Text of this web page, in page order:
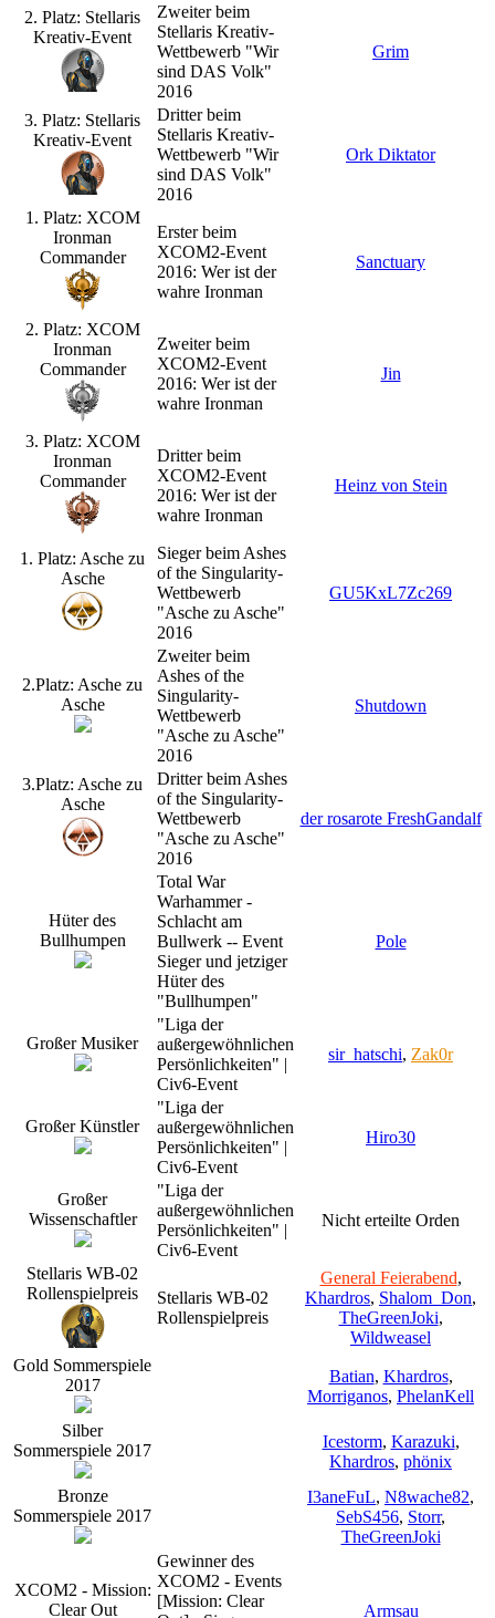
2. Platz: Stellaris
Kreativ-Event
Zweiter beim
Stellaris Kreativ-
Wettbewerb "Wir
sind DAS Volk"
2016
Grim
3. Platz: Stellaris
Kreativ-Event
Dritter beim
Stellaris Kreativ-
Wettbewerb "Wir
sind DAS Volk"
2016
Ork Diktator
1. Platz: XCOM
Ironman
Commander
Erster beim
XCOM2-Event
2016: Wer ist der
wahre Ironman
Sanctuary
2. Platz: XCOM
Ironman
Commander
Zweiter beim
XCOM2-Event
2016: Wer ist der
wahre Ironman
Jin
3. Platz: XCOM
Ironman
Commander
Dritter beim
XCOM2-Event
2016: Wer ist der
wahre Ironman
Heinz von Stein
1. Platz: Asche zu
Asche
Sieger beim Ashes
of the Singularity-
Wettbewerb
"Asche zu Asche"
2016
GU5KxL7Zc269
2.Platz: Asche zu
Asche
Zweiter beim
Ashes of the
Singularity-
Wettbewerb
"Asche zu Asche"
2016
Shutdown
3.Platz: Asche zu
Asche
Dritter beim Ashes
of the Singularity-
Wettbewerb
"Asche zu Asche"
2016
der rosarote FreshGandalf
Hüter des
Bullhumpen
Total War
Warhammer -
Schlacht am
Bullwerk -- Event
Sieger und jetziger
Hüter des
"Bullhumpen"
Pole
Großer Musiker
"Liga der
außergewöhnlichen
Persönlichkeiten" |
Civ6-Event
sir_hatschi, Zak0r
Großer Künstler
"Liga der
außergewöhnlichen
Persönlichkeiten" |
Civ6-Event
Hiro30
Großer
Wissenschaftler
"Liga der
außergewöhnlichen
Persönlichkeiten" |
Civ6-Event
Nicht erteilte Orden
Stellaris WB-02
Rollenspielpreis
Stellaris WB-02
Rollenspielpreis
General Feierabend,
Khardros, Shalom_Don,
TheGreenJoki,
Wildweasel
Gold Sommerspiele
2017
Batian, Khardros,
Morriganos, PhelanKell
Silber
Sommerspiele 2017
Icestorm, Karazuki,
Khardros, phönix
Bronze
Sommerspiele 2017
I3aneFuL, N8wache82,
SebS456, Storr,
TheGreenJoki
XCOM2 - Mission:
Clear Out
Gewinner des
XCOM2 - Events
[Mission: Clear
Armsau